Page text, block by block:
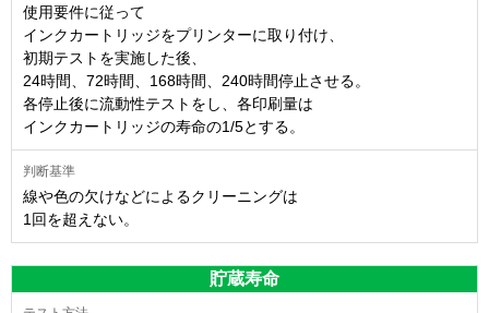
使用要件に従って
インクカートリッジをプリンターに取り付け、
初期テストを実施した後、
24時間、72時間、168時間、240時間停止させる。
各停止後に流動性テストをし、各印刷量は
インクカートリッジの寿命の1/5とする。
線や色の欠けなどによるクリーニングは
1回を超えない。
貯蔵寿命